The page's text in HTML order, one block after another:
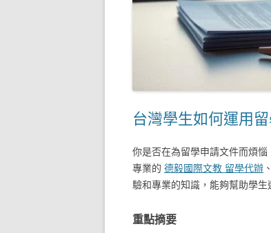
台灣學生如何運用
你是否在為留學申請文件而煩
專業的 德毅國際文教 留學代辦
驗和專業的知識，能夠幫助學生
重點摘要